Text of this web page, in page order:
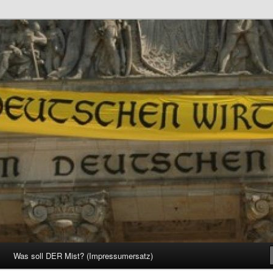
Was soll DER Mist? (Impressumersatz)